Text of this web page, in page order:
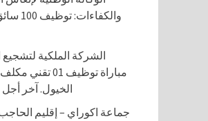
الشركة الملكية
مباراة توظيف 01
الخيول. آخر أجل هو 06 يونيو
جماعة اكوراي – إقليم